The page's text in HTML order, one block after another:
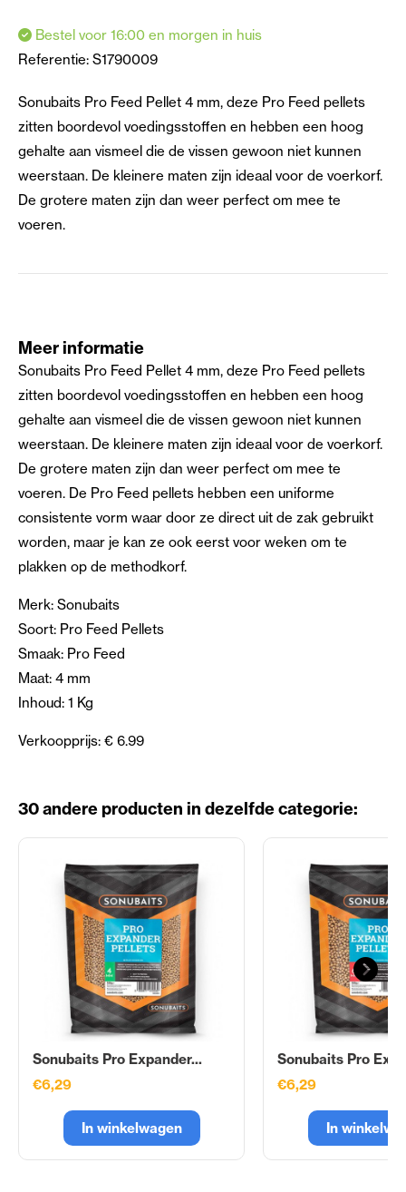
Bestel voor 16:00 en morgen in huis
Referentie: S1790009
Sonubaits Pro Feed Pellet 4 mm, deze Pro Feed pellets
zitten boordevol voedingsstoffen en hebben een hoog
gehalte aan vismeel die de vissen gewoon niet kunnen
weerstaan. De kleinere maten zijn ideaal voor de voerkorf.
De grotere maten zijn dan weer perfect om mee te
voeren.
Meer informatie
Sonubaits Pro Feed Pellet 4 mm, deze Pro Feed pellets
zitten boordevol voedingsstoffen en hebben een hoog
gehalte aan vismeel die de vissen gewoon niet kunnen
weerstaan. De kleinere maten zijn ideaal voor de voerkorf.
De grotere maten zijn dan weer perfect om mee te
voeren. De Pro Feed pellets hebben een uniforme
consistente vorm waar door ze direct uit de zak gebruikt
worden, maar je kan ze ook eerst voor weken om te
plakken op de methodkorf.
Merk: Sonubaits
Soort: Pro Feed Pellets
Smaak: Pro Feed
Maat: 4 mm
Inhoud: 1 Kg
Verkoopprijs: € 6.99
30 andere producten in dezelfde categorie:
Sonubaits Pro Expander...
€6,29
In winkelwagen
Sonubaits Pro
€6,29
In